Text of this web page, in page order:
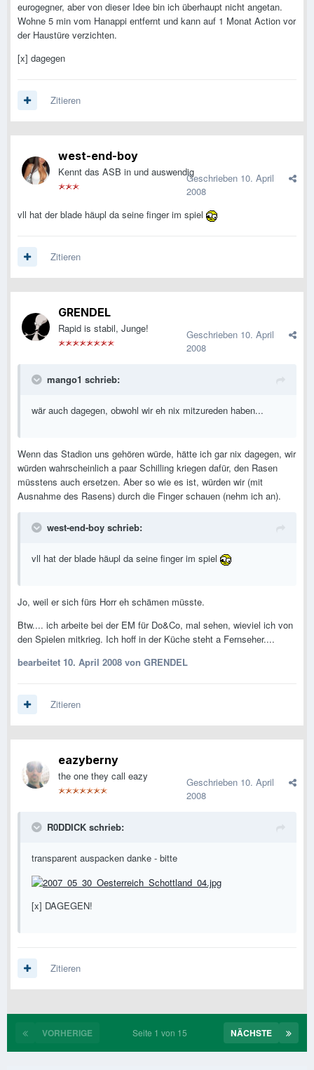
eurogegner, aber von dieser Idee bin ich überhaupt nicht angetan.
Wohne 5 min vom Hanappi entfernt und kann auf 1 Monat Action vor
der Haustüre verzichten.
[x] dagegen
Zitieren
west-end-boy
Kennt das ASB in und auswendigGeschrieben 10. April
2008
vll hat der blade häupl da seine finger im spiel
Zitieren
GRENDEL
Rapid is stabil, Junge! Geschrieben 10. April
2008
mango1 schrieb:
wär auch dagegen, obwohl wir eh nix mitzureden haben...
Wenn das Stadion uns gehören würde, hätte ich gar nix dagegen, wir
würden wahrscheinlich a paar Schilling kriegen dafür, den Rasen
müsstens auch ersetzen. Aber so wie es ist, würden wir (mit
Ausnahme des Rasens) durch die Finger schauen (nehm ich an).
west-end-boy schrieb:
vll hat der blade häupl da seine finger im spiel
Jo, weil er sich fürs Horr eh schämen müsste.
Btw.... ich arbeite bei der EM für Do&Co, mal sehen, wieviel ich von
den Spielen mitkrieg. Ich hoff in der Küche steht a Fernseher....
bearbeitet 10. April 2008 von GRENDEL
Zitieren
eazyberny
the one they call eazy Geschrieben 10. April
2008
R0DDICK schrieb:
transparent auspacken danke - bitte
[x] DAGEGEN!
Zitieren
VORHERIGE NÄCHSTE
Seite 1 von 15